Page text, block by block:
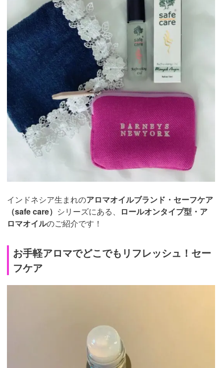
インドネシア生まれのアロマオイルブランド・セーフケア
（safe care） シリーズにある、
ロールオンタイプ型・ア
ロマオイルのご紹介です！
お手軽アロマでどこでもリフレッシュ！セー
フケア